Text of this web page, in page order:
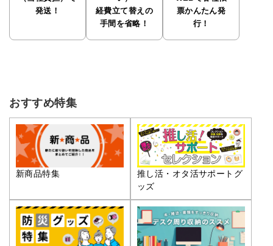
発送！
経費立て替えの
手間を省略！
票かんたん発
行！
おすすめ特集
新商品特集
推し活・オタ活サポートグ
ッズ